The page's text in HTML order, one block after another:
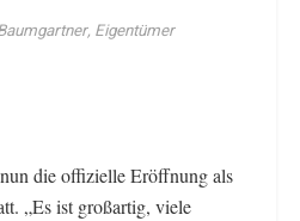
Eigentümer
die offizielle Eröffnung als
„Es ist großartig, viele